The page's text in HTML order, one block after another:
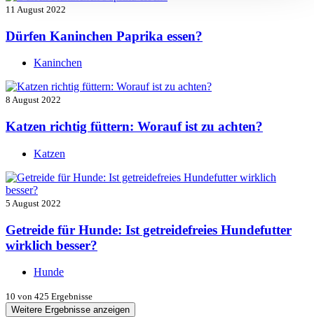
11 August 2022
Dürfen Kaninchen Paprika essen?
Kaninchen
8 August 2022
Katzen richtig füttern: Worauf ist zu achten?
Katzen
5 August 2022
Getreide für Hunde: Ist getreidefreies Hundefutter
wirklich besser?
Hunde
10 von 425 Ergebnisse
Weitere Ergebnisse anzeigen